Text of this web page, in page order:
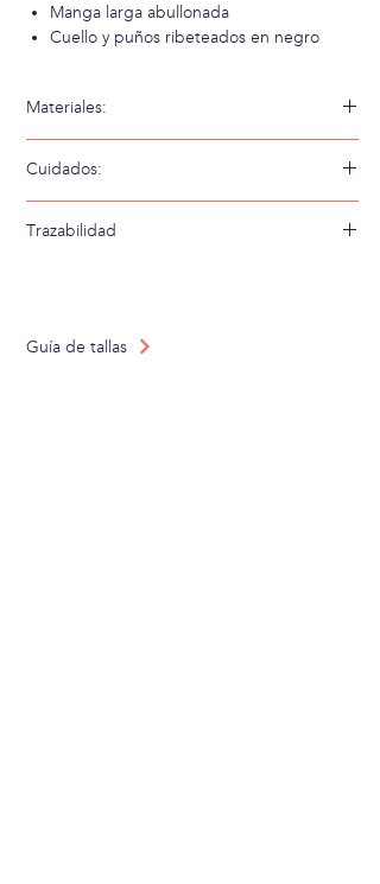
Manga larga abullonada
Cuello y puños ribeteados en negro
Materiales:
Elastan
Cuidados:
Trazabilidad
Guía de tallas